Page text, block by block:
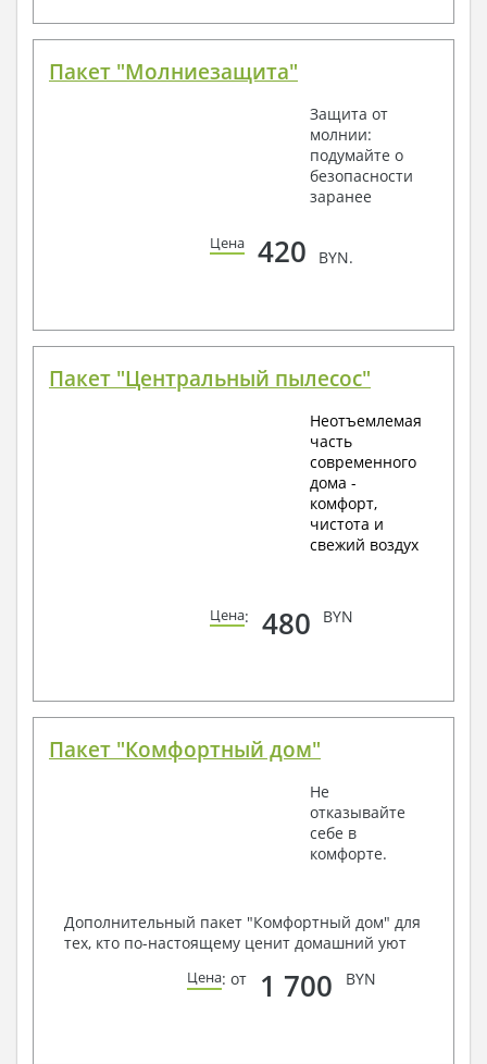
Пакет "Молниезащита"
Защита от
молнии:
подумайте о
безопасности
заранее
Цена 420 BYN.
Пакет "Центральный пылесос"
Неотъемлемая
часть
современного
дома -
комфорт,
чистота и
свежий воздух
Цена: 480 BYN
Пакет "Комфортный дом"
Не
отказывайте
себе в
комфорте.
Дополнительный пакет "Комфортный дом" для
тех, кто по-настоящему ценит домашний уют
Цена: от 1 700 BYN